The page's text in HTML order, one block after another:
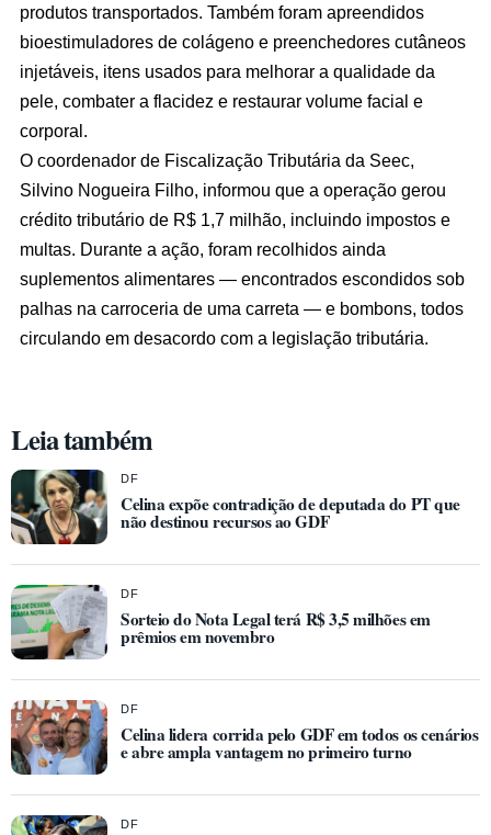
produtos transportados. Também foram apreendidos
bioestimuladores de colágeno e preenchedores cutâneos
injetáveis, itens usados para melhorar a qualidade da
pele, combater a flacidez e restaurar volume facial e
corporal.
O coordenador de Fiscalização Tributária da Seec,
Silvino Nogueira Filho, informou que a operação gerou
crédito tributário de R$ 1,7 milhão, incluindo impostos e
multas. Durante a ação, foram recolhidos ainda
suplementos alimentares — encontrados escondidos sob
palhas na carroceria de uma carreta — e bombons, todos
circulando em desacordo com a legislação tributária.
Leia também
DF
Celina expõe contradição de deputada do PT que
não destinou recursos ao GDF
DF
Sorteio do Nota Legal terá R$ 3,5 milhões em
prêmios em novembro
DF
Celina lidera corrida pelo GDF em todos os cenários
e abre ampla vantagem no primeiro turno
DF